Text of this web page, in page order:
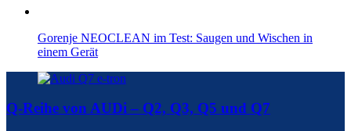
Gorenje NEOCLEAN im Test: Saugen und Wischen in
einem Gerät
Q-Reihe von AUDi – Q2, Q3, Q5 und Q7